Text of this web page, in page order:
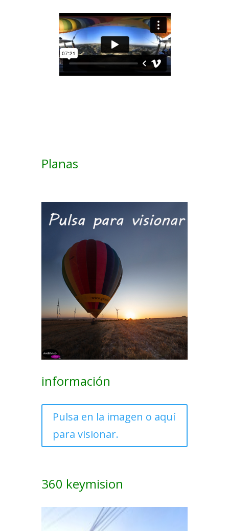
Planas
información
Pulsa en la imagen o aquí
para visionar.
360 keymision